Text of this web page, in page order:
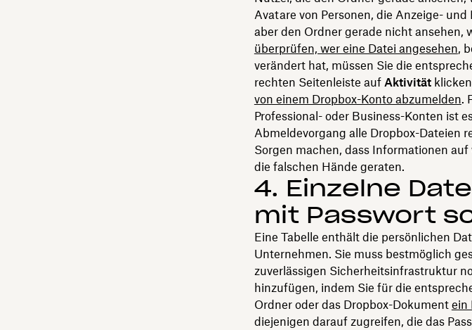
Avatare von Personen, die Anzeige-
aber den Ordner gerade nicht ansehen,
überprüfen, wer eine Datei angesehen,
verändert hat, müssen Sie die
rechten Seitenleiste auf Aktivität
von einem Dropbox-Konto abzumelden.
Professional- oder Business-Konten ist
Abmeldevorgang alle Dropbox-Dateien
Sorgen machen, dass Informationen
die falschen Hände geraten.
4. Einzelne
mit Passwort
Eine Tabelle enthält die persönlichen
Unternehmen. Sie muss bestmöglich
zuverlässigen Sicherheitsinfrastruktur
hinzufügen, indem Sie für die
Ordner oder das Dropbox-Dokument ein
diejenigen darauf zugreifen, die das